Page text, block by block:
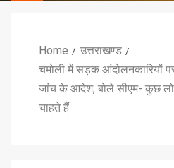
Home
उत्तराखण्ड
चमोली में सड़क आंदोलनकारियों
जांच के आदेश, बोले सीएम- कुछ
चाहते हैं